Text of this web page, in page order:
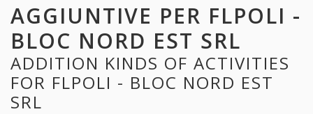
AGGIUNTIVE PER FLPOLI -
BLOC NORD EST SRL
ADDITION KINDS OF ACTIVITIES
FOR FLPOLI - BLOC NORD EST
SRL